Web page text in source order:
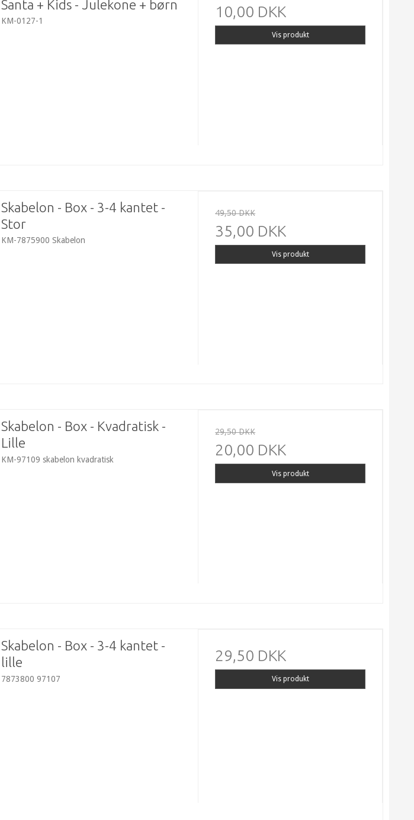
Santa + Kids - Julekone + børn
KM-0127-1
10,00 DKK
Vis produkt
Skabelon - Box - 3-4 kantet -
Stor
KM-7875900 Skabelon
49,50 DKK
35,00 DKK
Vis produkt
Skabelon - Box - Kvadratisk -
Lille
KM-97109 skabelon kvadratisk
29,50 DKK
20,00 DKK
Vis produkt
Skabelon - Box - 3-4 kantet -
lille
7873800 97107
29,50 DKK
Vis produkt